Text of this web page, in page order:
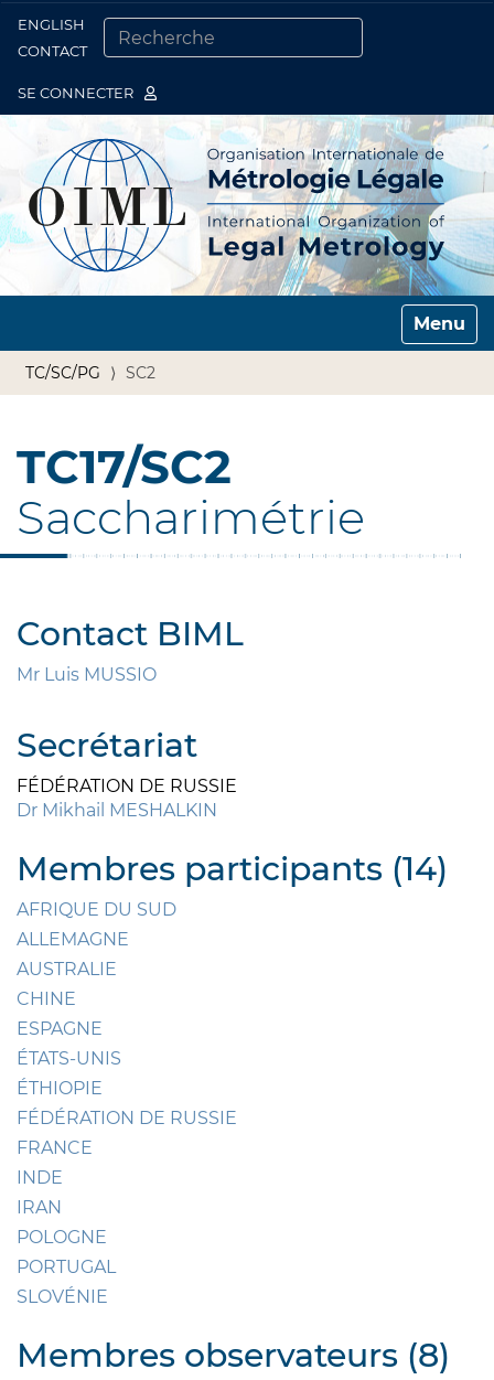
ENGLISH
CONTACT
SE CONNECTER
Toggle
TC/SC/PG SC2
TC17/SC2
Saccharimétrie
Contact BIML
Mr Luis MUSSIO
Secrétariat
FÉDÉRATION DE RUSSIE
Dr Mikhail MESHALKIN
Membres participants (14)
AFRIQUE DU SUD
ALLEMAGNE
AUSTRALIE
CHINE
ESPAGNE
ÉTATS-UNIS
ÉTHIOPIE
FÉDÉRATION DE RUSSIE
FRANCE
INDE
IRAN
POLOGNE
PORTUGAL
SLOVÉNIE
Membres observateurs (8)